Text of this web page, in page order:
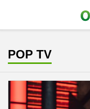
POP TV